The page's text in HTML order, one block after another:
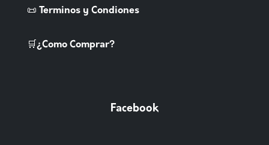
📜 Terminos y Condiones
🛒¿Como Comprar?
Facebook